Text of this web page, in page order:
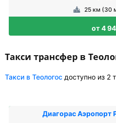
25 км (30
от 4
Такси трансфер в
Такси в Теологос доступно из 2
Диагорас Аэропорт